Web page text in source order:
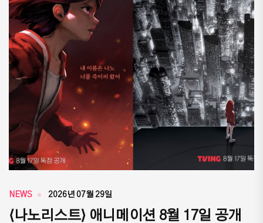
NEWS 2026년 07월 29일
⟨나노리스트⟩ 애니메이션 8월 17일 공개